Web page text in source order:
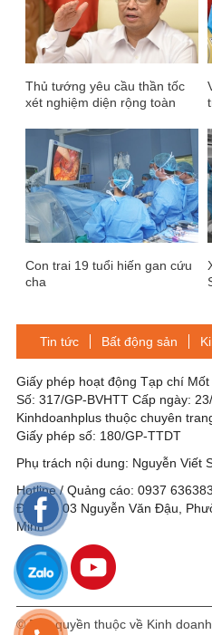
Thủ tướng yêu cầu thần tốc
xét nghiệm diện rộng toàn
Con trai 19 tuổi hiến gan cứu
cha
Tin tức Bất động sản
Giấy phép hoạt động Tạp chí
Số: 317/GP-BVHTT Cấp ngày:
Kinhdoanhplus thuộc chuyên
Giấy phép số: 180/GP-TTDT
Phụ trách nội dung: Nguyễn Viết
Hotline / Quảng cáo: 0937 636383
Địa chỉ: 03 Nguyễn Văn Đậu,
Minh
© Bản quyền thuộc về Kinh doanh